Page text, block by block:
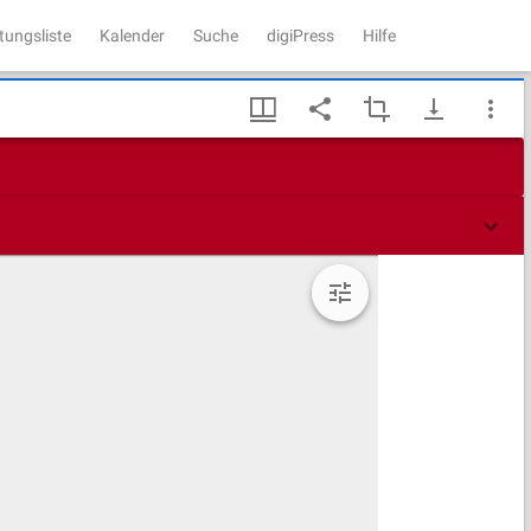
Kalender Suche digiPress Hilfe